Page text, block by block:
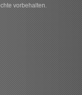
vorbehalten.